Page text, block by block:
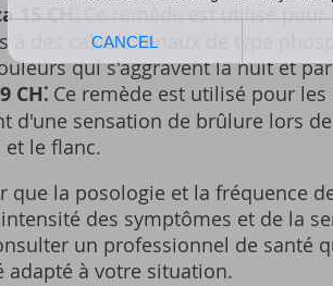
15 CH⁚Ce remède est utilisé
à des calculs rénaux de type
qui s'aggravent la nuit et
CH⁚ Ce remède est utilisé pour
d'une sensation de brûlure lors
et le flanc.
que la posologie et la fréquence
des symptômes et de la
un professionnel de santé
à votre situation.